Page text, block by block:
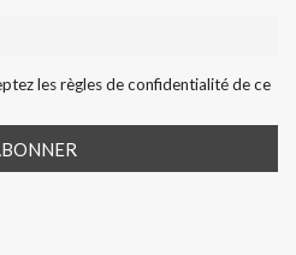
les règles de confidentialité de ce